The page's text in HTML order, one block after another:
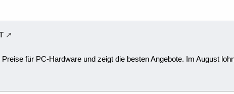
für PC-Hardware und zeigt die besten Angebote. Im August